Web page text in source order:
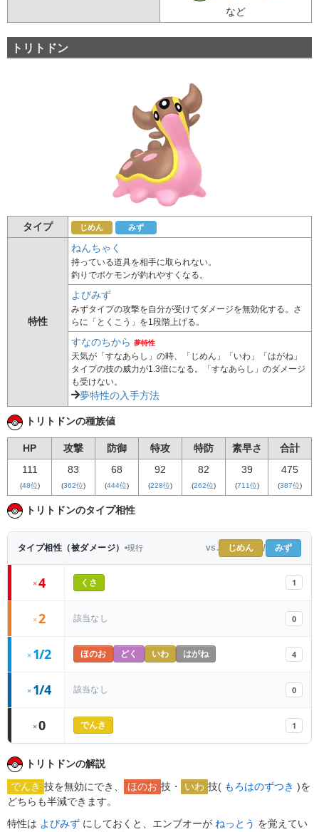
など
トリトドン
タイプ じめん みず
特性
ねんちゃく
持っている道具を相手に取られない。
釣りでポケモンが釣れやすくなる。
よびみず
みずタイプの攻撃を自分が受けてダメージを無効化する。さ
らに「とくこう」を1段階上げる。
すなのちから 夢特性
天気が「すなあらし」の時、「じめん」「いわ」「はがね」
タイプの技の威力が1.3倍になる。「すなあらし」のダメージ
も受けない。
夢特性の入手方法
トリトドンの種族値
HP 攻撃 防御 特攻 特防 素早さ
合計
111
(48位)
83
(362位)
68
(444位)
92
(228位)
82
(262位)
39
(711位)
475
(387位)
トリトドンのタイプ相性
タイプ相性（被ダメージ） 現行 vs. じめん / みず
×4 くさ 1
×2 該当なし 0
× 1/2 ほのお どく いわ はがね 4
× 1/4 該当なし 0
×0 でんき 1
トリトドンの解説
でんき 技を無効にでき、 ほのお 技・ いわ 技( もろはのずつき )を
どちらも半減できます。
特性は よびみず にしておくと、エンブオーが ねっとう を覚えてい